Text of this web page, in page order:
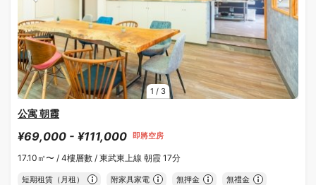
1 / 3
公寓 朝霞
¥69,000 - ¥111,000 即將空房
17.10㎡〜 / 4樓層數 / 東武東上線 朝霞 17分
短期租賃（月租） 附家具家電 無押金 無禮金